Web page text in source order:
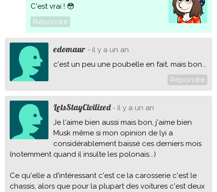
C'est vrai ! 😳
Répondre
edomaur - il y a un an
c'est un peu une poubelle en fait, mais bon...
Répondre
LetsStayCivilized- il y a un an
Je l'aime bien aussi mais bon, j'aime bien
Musk même si mon opinion de lyi a
considérablement baissé ces derniers mois
(notemment quand il insulte les polonais...)
Ce qu'elle a d'intéressant c'est ce la carosserie c'est le
chassis, alors que pour la plupart des voitures c'est deux